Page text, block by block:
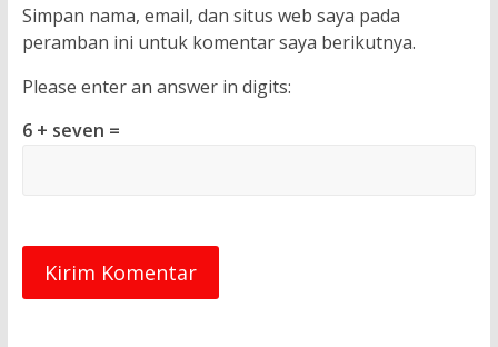
Simpan nama, email, dan situs web saya pada
peramban ini untuk komentar saya berikutnya.
Please enter an answer in digits:
6 + seven =